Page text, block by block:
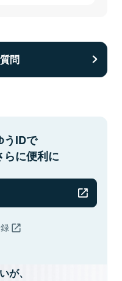
問
うIDで
らに便利に
が、